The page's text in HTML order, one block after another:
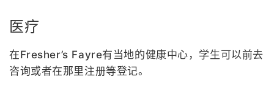
医疗
在Fresher’s Fayre有当地的健康中心，学生可以前去
咨询或者在那里注册等登记。